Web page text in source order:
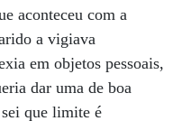
aconteceu com a
a vigiava
em objetos pessoais,
dar uma de boa
que limite é